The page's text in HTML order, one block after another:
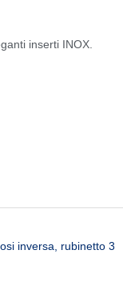
inserti INOX.
inversa
rubinetto 3